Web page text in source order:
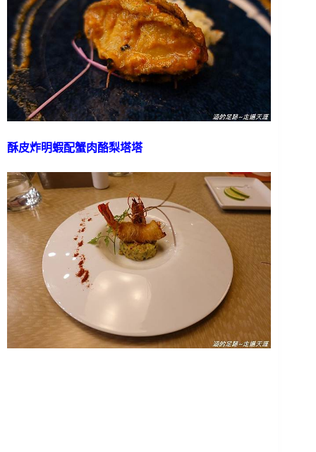
酥皮炸明蝦配蟹肉酪梨塔塔